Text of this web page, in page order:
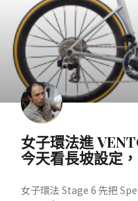
女子環法進
今天看長坡設定
女子環法 Stage 6 先把